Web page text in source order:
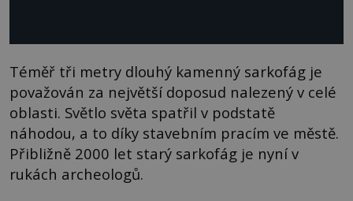
Téměř tři metry dlouhý kamenný sarkofág je
považován za největší doposud nalezený v celé
oblasti. Světlo světa spatřil v podstatě
náhodou, a to díky stavebním pracím ve městě.
Přibližně 2000 let starý sarkofág je nyní v
rukách archeologů.